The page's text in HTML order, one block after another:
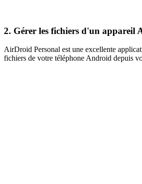
2. Gérer les fichiers d'un appareil
AirDroid Personal est une excellente
fichiers de votre téléphone Android depuis